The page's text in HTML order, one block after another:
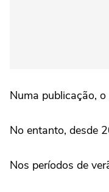
Numa publicação,
No entanto, desde
Nos períodos de